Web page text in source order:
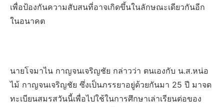
เพื่อป้องกันความสับสนที่อาจเกิดขึ้นในลักษณะเดียวกันอีก
ในอนาคต
นายโจมาไน กาญจนเจริญชัย กล่าวว่า ตนเองกับ น.ส.หน่อ
ไม้ กาญจนเจริญชัย ซึ่งเป็นภรรยาอยู่ด้วยกันมา 25 ปี มาจด
ทะเบียนสมรสวันนี้เพื่อไปใช้ในการศึกษาเล่าเรียนต่อของ